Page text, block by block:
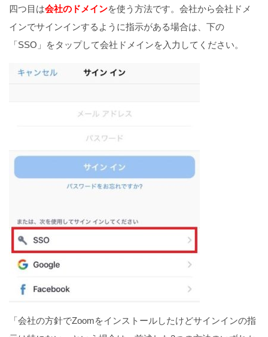
四つ目は会社のドメインを使う方法です。会社から会社ドメ
インでサインインするように指示がある場合は、下の
「SSO」をタップして会社ドメインを入力してください。
「会社の方針でZoomをインストールしたけどサインインの指